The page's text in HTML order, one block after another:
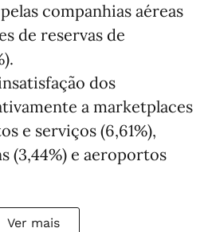
companhias aéreas
de reservas de
dos
a marketplaces
e serviços (6,61%),
(3,44%) e aeroportos
Ver mais